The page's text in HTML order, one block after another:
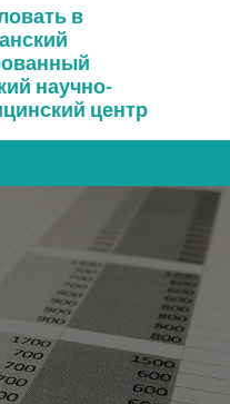
в
научно-
центр